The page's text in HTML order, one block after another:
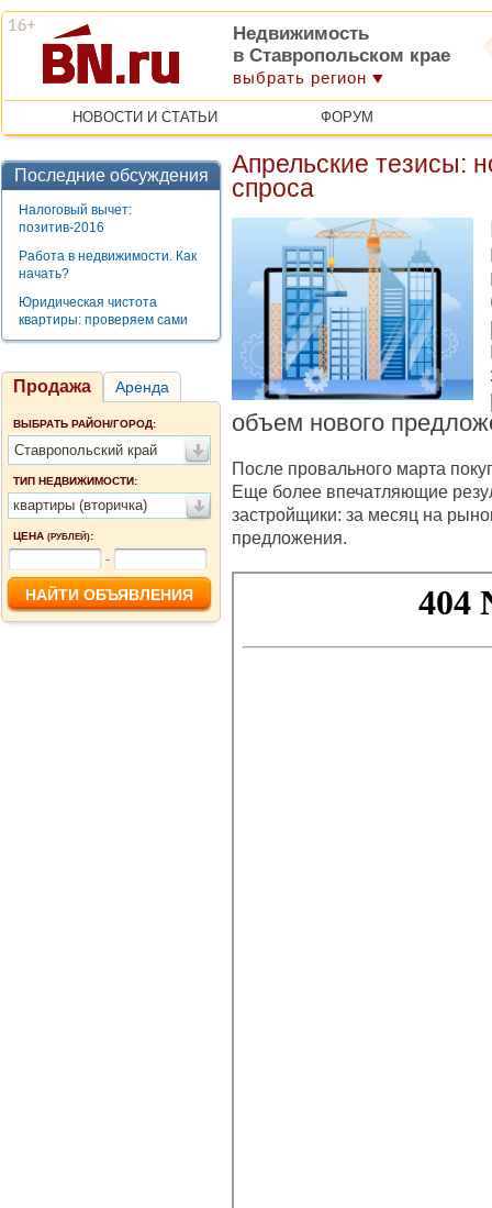
Недвижимость
в Ставропольском крае
выбрать регион
НОВОСТИ И СТАТЬИ ФОРУМ
Последние обсуждения
Налоговый вычет:
позитив-2016
Работа в недвижимости. Как
начать?
Юридическая чистота
квартиры: проверяем сами
Продажа Аренда
ВЫБРАТЬ РАЙОН/ГОРОД:
Ставропольский край
ТИП НЕДВИЖИМОСТИ:
квартиры (вторичка)
ЦЕНА (РУБЛЕЙ):
-
Апрельские тезисы:
спроса
объем нового
После провального марта
Еще более впечатляющие
застройщики: за месяц на
предложения.